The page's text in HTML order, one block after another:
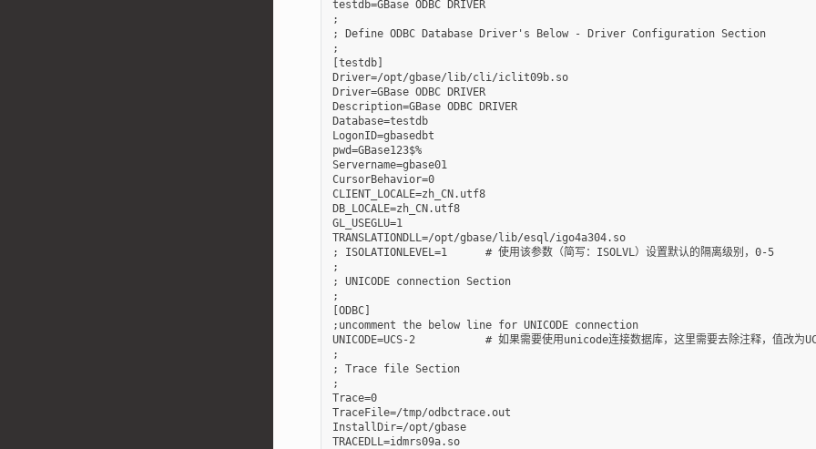
testdb=GBase ODBC DRIVER
;
; Define ODBC Database Driver's Below - Driver Configuration Section
;
[testdb]
Driver=/opt/gbase/lib/cli/iclit09b.so
Driver=GBase ODBC DRIVER
Description=GBase ODBC DRIVER
Database=testdb
LogonID=gbasedbt
pwd=GBase123$%
Servername=gbase01
CursorBehavior=0
CLIENT_LOCALE=zh_CN.utf8
DB_LOCALE=zh_CN.utf8
GL_USEGLU=1
TRANSLATIONDLL=/opt/gbase/lib/esql/igo4a304.so
; ISOLATIONLEVEL=1	# 使用该参数（简写：ISOLVL）设置默认的隔离级别，0-5
;
; UNICODE connection Section
;
[ODBC]
;uncomment the below line for UNICODE connection
UNICODE=UCS-2		# 如果需要使用unicode连接数据库，这里需要去除注释，值改为UCS-2
;
; Trace file Section
;
Trace=0
TraceFile=/tmp/odbctrace.out
InstallDir=/opt/gbase
TRACEDLL=idmrs09a.so